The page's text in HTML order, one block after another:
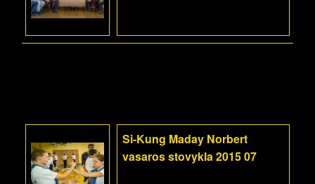
Si-Kung Maday Norbert
vasaros stovykla 2015 07